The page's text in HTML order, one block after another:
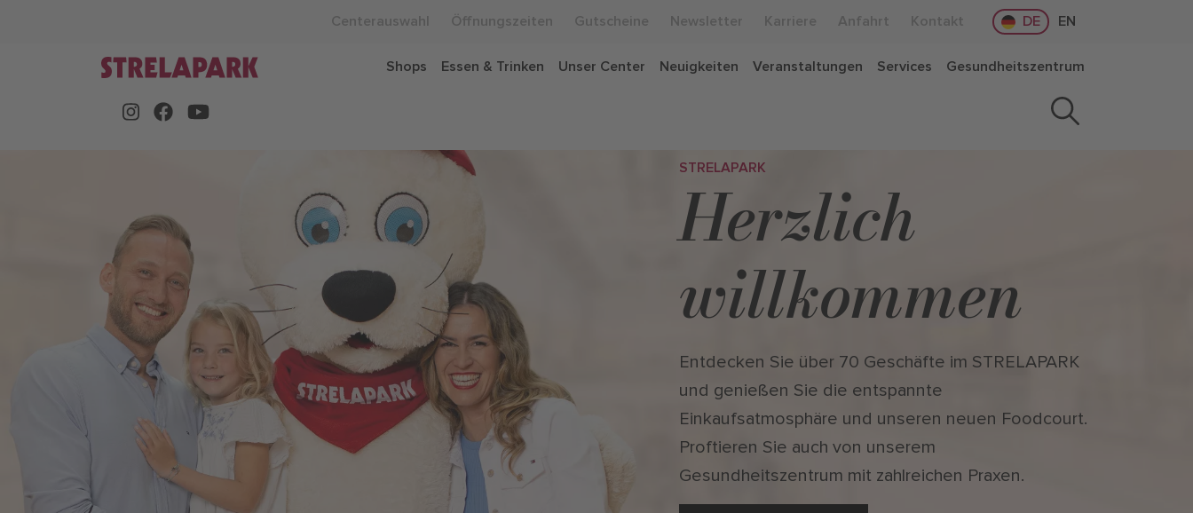
Centerauswahl Öffnungszeiten Gutscheine Newsletter Karriere Anfahrt Kontakt DE EN
Shops Essen & Trinken Unser Center Neuigkeiten Veranstaltungen Services Gesundheitszentrum
STRELAPARK
Herzlich
willkommen
Entdecken Sie über 70 Geschäfte im STRELAPARK
und genießen Sie die entspannte
Einkaufsatmosphäre und unseren neuen Foodcourt.
Proftieren Sie auch von unserem
Gesundheitszentrum mit zahlreichen Praxen.